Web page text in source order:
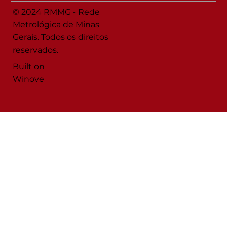
© 2024 RMMG - Rede
Metrológica de Minas
Gerais. Todos os direitos
reservados.
Built on
Winove